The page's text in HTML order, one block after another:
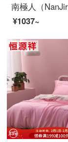
¥1037~